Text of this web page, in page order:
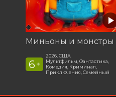
Миньоны и монстры
6 +
2026, США
Мультфильм, Фантастика,
Комедия, Криминал,
Приключения, Семейный